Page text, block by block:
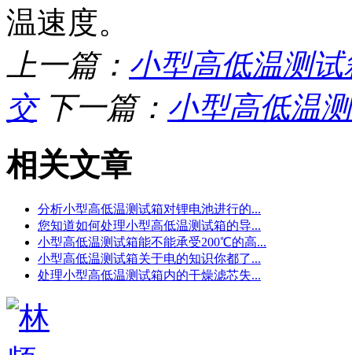
温速度。
上一篇： 小型高低温测
交 下一篇： 小型高低温
相关文章
分析小型高低温测试箱对锂电池进行的...
您知道如何处理小型高低温测试箱的导...
小型高低温测试箱能不能承受200℃的高...
小型高低温测试箱关于电的知识你都了...
处理小型高低温测试箱内的干燥滤芯失...